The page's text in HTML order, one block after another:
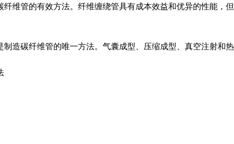
维管的有效方法。纤维缠绕管具有成本效益和优异的性能，
造碳纤维管的唯一方法。气囊成型、压缩成型、真空注射和